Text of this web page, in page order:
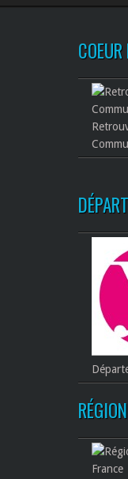
France